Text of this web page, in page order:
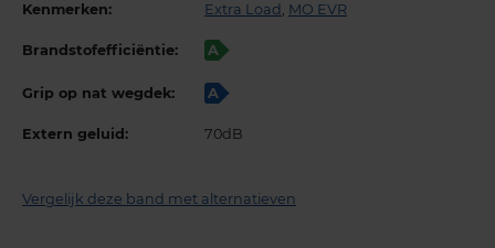
Kenmerken: Extra Load , MO EVR
Brandstofefficiëntie: A
Grip op nat wegdek: A
Extern geluid: 70dB
Vergelijk deze band met alternatieven